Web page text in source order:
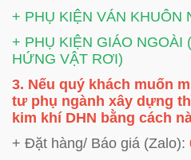
+ PHỤ KIỆN VÁN KHUÔN
+ PHỤ KIỆN GIÁO
HỨNG VẬT RƠI)
3. Nếu quý khách muốn
tư phụ ngành xây dựng
kim khí DHN bằng cách
+ Đặt hàng/ Báo giá (Zalo):